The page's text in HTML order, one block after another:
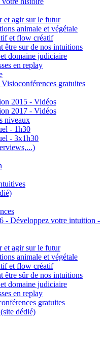
et agir sur le futur
animale et végétale
et flow créatif
être sur de nos intuitions
domaine judiciaire
en replay
gratuites
2015 - Vidéos
2017 - Vidéos
niveaux
- 1h30
- 3x1h30
- Développez votre intuition -
et agir sur le futur
animale et végétale
et flow créatif
être sûr de nos intuitions
domaine judiciaire
en replay
gratuites
dédié)